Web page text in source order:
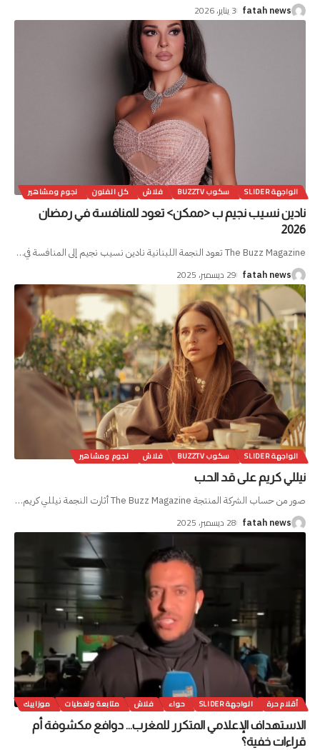
fatah news 3 يناير، 2026
الواجهة SLIDER سكوب BUZZTV فلاش كل الفنون
نجوم ومشاهير
نادين نسيب نجيم ب <ممكن> تعود للمنافسة في رمضان
2026
The Buzz Magazine تعود النجمة اللبنانية نادين نسيب نجيم إلى المنافسة في
…
fatah news 29 ديسمبر، 2025
الواجهة SLIDER سكوب BUZZTV فلاش
نجوم ومشاهير
نيللي كريم على قد الحب
صور من حساب الشركة المنتجة The Buzz Magazine أثارت النجمة نيللي كريم
…
fatah news 28 ديسمبر، 2025
أقلام حرة الواجهة SLIDER حواء فلاش متابعة وتغطيات
موزاييك
الاستهداف الإعلامي المتكرر للمغرب… دوافع مكشوفة أم
قراءات خفية؟